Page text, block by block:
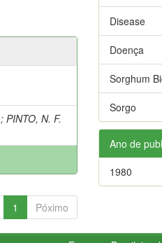
;PINTO, N. F.
1 Póximo
Disease
Doença
Sorghum
Sorgo
Ano de
1980